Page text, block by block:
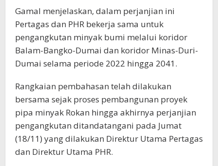
Gamal menjelaskan, dalam perjanjian ini
Pertagas dan PHR bekerja sama untuk
pengangkutan minyak bumi melalui koridor
Balam-Bangko-Dumai dan koridor Minas-Duri-
Dumai selama periode 2022 hingga 2041.
Rangkaian pembahasan telah dilakukan
bersama sejak proses pembangunan proyek
pipa minyak Rokan hingga akhirnya perjanjian
pengangkutan ditandatangani pada Jumat
(18/11) yang dilakukan Direktur Utama Pertagas
dan Direktur Utama PHR.